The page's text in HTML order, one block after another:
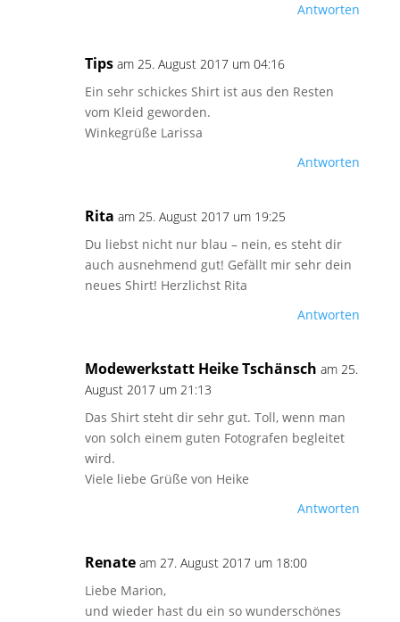
Antworten
Tips am 25. August 2017 um 04:16
Ein sehr schickes Shirt ist aus den Resten
vom Kleid geworden.
Winkegrüße Larissa
Antworten
Rita am 25. August 2017 um 19:25
Du liebst nicht nur blau – nein, es steht dir
auch ausnehmend gut! Gefällt mir sehr dein
neues Shirt! Herzlichst Rita
Antworten
Modewerkstatt Heike Tschänsch am 25.
August 2017 um 21:13
Das Shirt steht dir sehr gut. Toll, wenn man
von solch einem guten Fotografen begleitet
wird.
Viele liebe Grüße von Heike
Antworten
Renate am 27. August 2017 um 18:00
Liebe Marion,
und wieder hast du ein so wunderschönes